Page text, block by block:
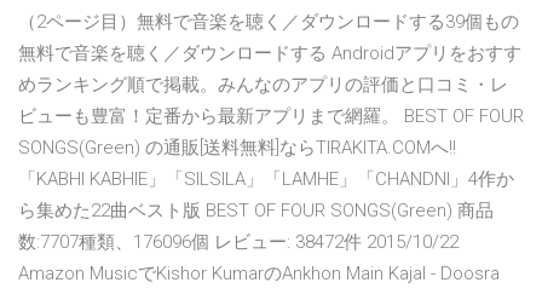
（2ページ目）無料で音楽を聴く／ダウンロードする39個もの
無料で音楽を聴く／ダウンロードする Androidアプリをおすす
めランキング順で掲載。みんなのアプリの評価と口コミ・レ
ビューも豊富！定番から最新アプリまで網羅。 BEST OF FOUR
SONGS(Green) の通販[送料無料]ならTIRAKITA.COMへ!!
「KABHI KABHIE」「SILSILA」「LAMHE」「CHANDNI」4作か
ら集めた22曲ベスト版 BEST OF FOUR SONGS(Green) 商品
数:7707種類、176096個 レビュー: 38472件 2015/10/22
Amazon MusicでKishor KumarのAnkhon Main Kajal - Doosra